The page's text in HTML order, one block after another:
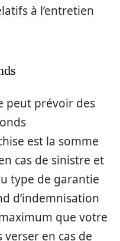
à l’entretien
peut prévoir des
est la somme
cas de sinistre et
type de garantie
d’indemnisation
que votre
verser en cas de